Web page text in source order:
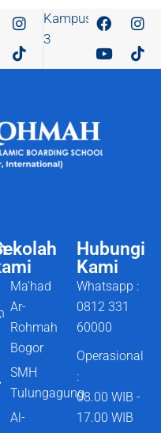
Kampus
3
Hubungi
Kami
Whatsapp :
0812 331
60000
Operasional
:
08.00 WIB -
17.00 WIB
Ma'had
Ar-
Rohmah
Bogor
SMH
Tulungagung
Al-